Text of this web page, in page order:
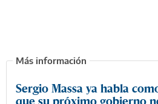
Sergio Massa ya habla